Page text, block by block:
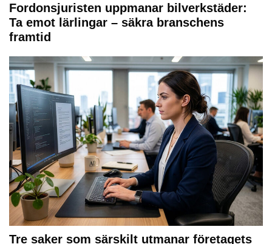
Fordonsjuristen uppmanar bilverkstäder:
Ta emot lärlingar – säkra branschens
framtid
Tre saker som särskilt utmanar företagets